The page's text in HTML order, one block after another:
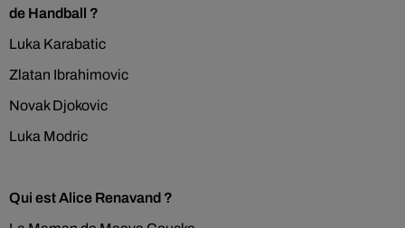
de Handball ?
Luka Karabatic
Zlatan Ibrahimovic
Novak Djokovic
Luka Modric
Qui est Alice Renavand ?